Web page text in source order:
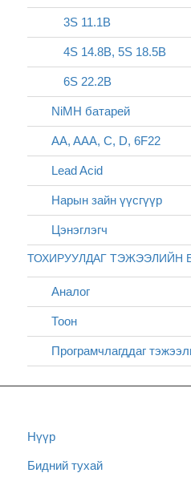
3S 11.1В
4S 14.8В, 5S 18.5В
6S 22.2В
NiMH батарей
AA, AAA, C, D, 6F22
Lead Acid
Нарын зайн үүсгүүр
Цэнэглэгч
ТОХИРУУЛДАГ ТЭЖЭЭЛИЙН
Аналог
Тоон
Програмчлагддаг
Нүүр
Бидний тухай